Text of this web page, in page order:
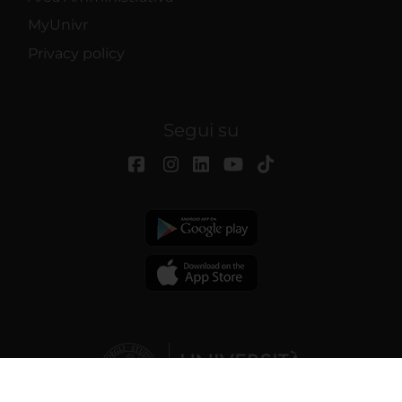
MyUnivr
Privacy policy
Segui su